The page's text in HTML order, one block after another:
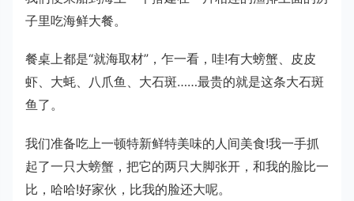
子里吃海鲜大餐。
餐桌上都是“就海取材”，乍一看，哇!有大螃蟹、皮皮
虾、大蚝、八爪鱼、大石斑……最贵的就是这条大石斑
鱼了。
我们准备吃上一顿特新鲜特美味的人间美食!我一手抓
起了一只大螃蟹，把它的两只大脚张开，和我的脸比一
比，哈哈!好家伙，比我的脸还大呢。